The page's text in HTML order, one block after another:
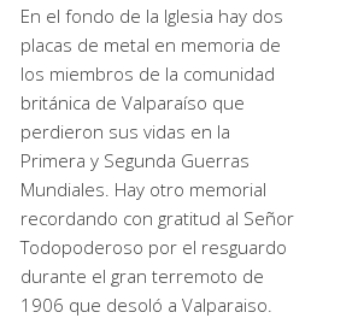
En el fondo de la Iglesia hay dos
placas de metal en memoria de
los miembros de la comunidad
británica de Valparaíso que
perdieron sus vidas en la
Primera y Segunda Guerras
Mundiales. Hay otro memorial
recordando con gratitud al Señor
Todopoderoso por el resguardo
durante el gran terremoto de
1906 que desoló a Valparaiso.